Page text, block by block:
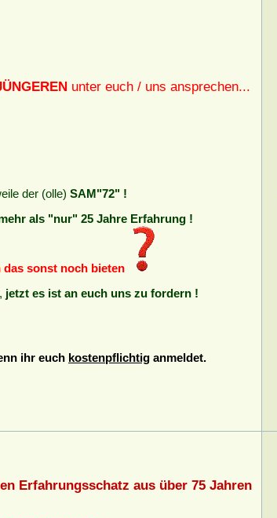
unter euch / uns ansprechen...
der (olle) SAM"72" !
als "nur" 25 Jahre Erfahrung !
das sonst noch bieten
jetzt es ist an euch uns zu fordern !
ihr euch kostenpflichtig anmeldet.
Erfahrungsschatz aus über 75 Jahren